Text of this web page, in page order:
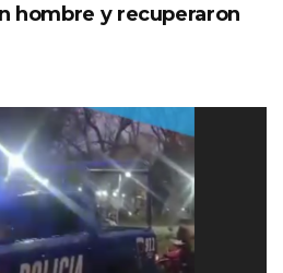
hombre y recuperaron